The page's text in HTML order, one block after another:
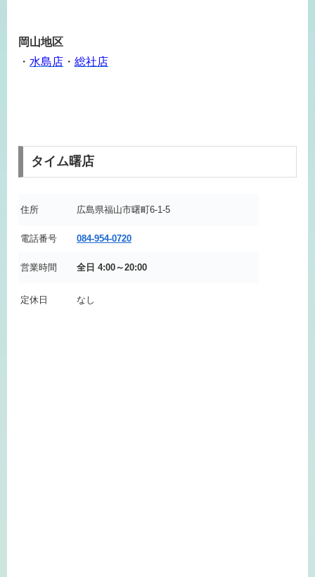
岡山地区
・ 水島店 ・ 総社店
タイム曙店
住所 広島県福山市曙町6-1-5
電話番号 084-954-0720
営業時間 全日 4:00～20:00
定休日 なし